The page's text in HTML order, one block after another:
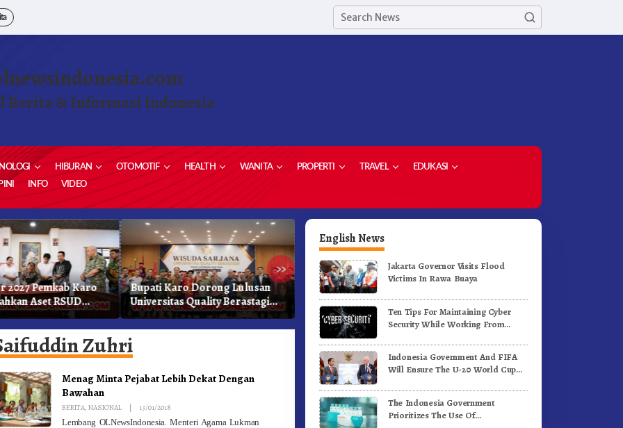
Berita & Informasi Indonesia
HIBURAN OTOMOTIF HEALTH WANITA PROPERTI TRAVEL
EDUKASI
INFO VIDEO
»
2027 Pemkab Karo
Aset RSUD
Ke Moderamen
Bupati Karo Dorong Lulusan
Universitas Quality Berastagi
Jadi Generasi Inovatif dan
Berintegritas
Dorong Komoditas Unggulan,
Bupati Karo Serahkan 1,2 Juta
Benih Kopi Arabika
Karo Tekankan
Profesional Dongkrak Mutu
Pendidikan
Zuhri
Menag Minta Pejabat Lebih Dekat Dengan
Bawahan
BERITA,NASIONAL | 13/01/2018
Lembang OLNewsIndonesia. Menteri Agama Lukman
English News
Jakarta Governor Visits Flood
Victims In Rawa Buaya
Ten Tips For Maintaining Cyber
Security While Working From
Indonesia Government And FIFA
Will Ensure The U-20 World Cup
Standards
The Indonesia Government
Prioritizes The Use Of